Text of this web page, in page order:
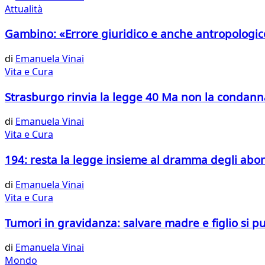
Attualità
Gambino: «Errore giuridico e anche
di Emanuela Vinai
Vita e Cura
Strasburgo rinvia la legge 40 Ma non la
di Emanuela Vinai
Vita e Cura
194: resta la legge insieme al dramma degli
di Emanuela Vinai
Vita e Cura
Tumori in gravidanza: salvare madre e figlio si
di Emanuela Vinai
Mondo